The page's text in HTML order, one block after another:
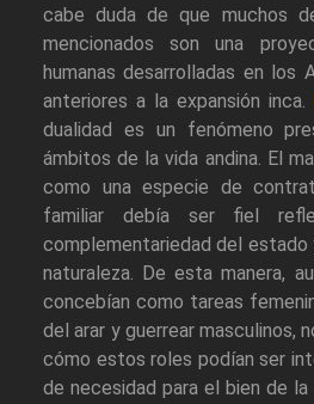
cabe duda de que muchos
mencionados son una
humanas desarrolladas en los
anteriores a la expansión inca.
dualidad es un fenómeno
ámbitos de la vida andina. El
como una especie de
familiar debía ser fiel
complementariedad del estado
naturaleza. De esta manera,
concebían como tareas
del arar y guerrear masculinos,
cómo estos roles podían ser
de necesidad para el bien de